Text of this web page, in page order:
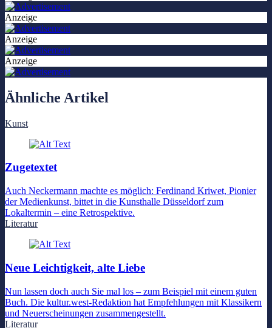
Anzeige
Anzeige
Anzeige
Ähnliche Artikel
Kunst
Zugetextet
Auch Neckermann machte es möglich: Ferdinand Kriwet, Pionier
der Medienkunst, bittet in die Kunsthalle Düsseldorf zum
Lokaltermin – eine Retrospektive.
Literatur
Neue Leichtigkeit, alte Liebe
Nun lassen doch auch Sie mal los – zum Beispiel mit einem guten
Buch. Die kultur.west-Redaktion hat Empfehlungen mit Klassikern
und Neuerscheinungen zusammengestellt.
Literatur